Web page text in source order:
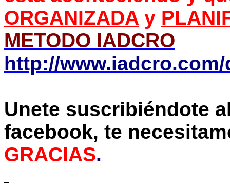
ORGANIZADA y
METODO IADCRO
http://
Unete suscribiéndote
facebook, te
GRACIAS.